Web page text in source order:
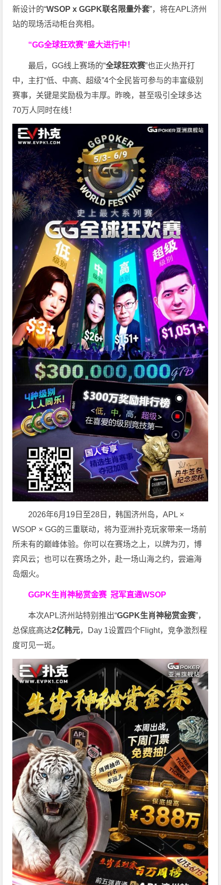
新设计的“WSOP x GGPK联名限量外套”，将在APL济州
站的现场活动柜台亮相。
“GG全球狂欢赛”盛大进行中！
最后，GG线上赛场的“全球狂欢赛”也正火热开打
中，主打“低、中高、超级”4个全民皆可参与的丰富级别
赛事，关键是奖励极为丰厚。 昨晚，甚至吸引全球多达
70万人同时在线！
2026年6月19日至28日，韩国济州岛，APL ×
WSOP × GG的三重联动，将为亚洲扑克玩家带来一场前
所未有的巅峰体验。你可以在赛场之上，以牌为刃，博
弈风云；也可以在赛场之外，赴一场山海之约，尝遍海
岛烟火。
GGPK生肖神秘赏金赛冠军直通WSOP
本次APL济州站特别推出“GGPK生肖神秘赏金赛”，
总保底高达2亿韩元，Day 1设置四个Flight，竞争激烈程
度可见一斑。